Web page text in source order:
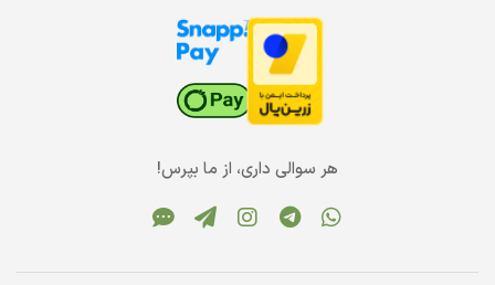
هر سوالی داری، از ما بپرس!